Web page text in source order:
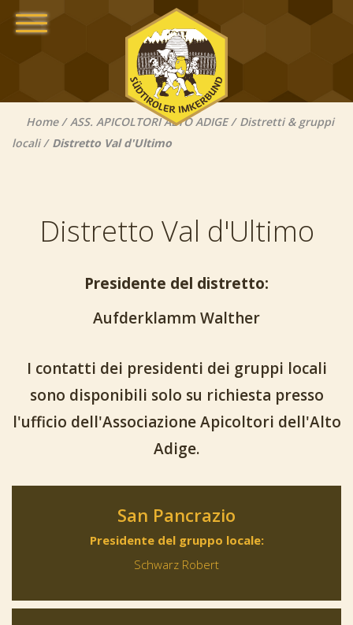
Home ASS. APICOLTORI ALTO ADIGE
Distretti & gruppi
locali
Distretto Val d'Ultimo
Distretto Val d'Ultimo
Presidente del distretto:
Aufderklamm Walther
I contatti dei presidenti dei gruppi locali
sono disponibili solo su richiesta presso
l'ufficio dell'Associazione Apicoltori dell'Alto
Adige.
San Pancrazio
Presidente del gruppo locale:
Schwarz Robert